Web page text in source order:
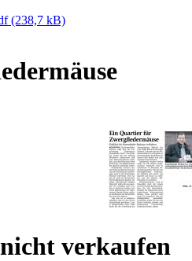
(238,7 kB)
verkaufen